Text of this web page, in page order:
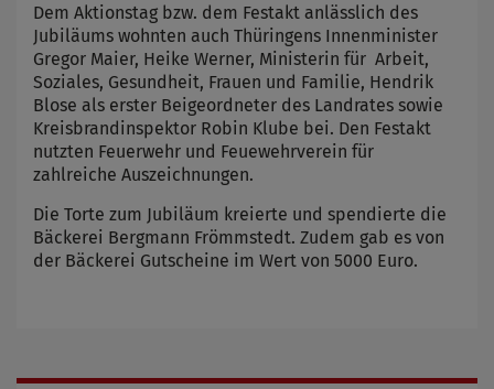
Dem Aktionstag bzw. dem Festakt anlässlich des
Jubiläums wohnten auch Thüringens Innenminister
Gregor Maier, Heike Werner, Ministerin für Arbeit,
Soziales, Gesundheit, Frauen und Familie, Hendrik
Blose als erster Beigeordneter des Landrates sowie
Kreisbrandinspektor Robin Klube bei. Den Festakt
nutzten Feuerwehr und Feuewehrverein für
zahlreiche Auszeichnungen.
Die Torte zum Jubiläum kreierte und spendierte die
Bäckerei Bergmann Frömmstedt. Zudem gab es von
der Bäckerei Gutscheine im Wert von 5000 Euro.